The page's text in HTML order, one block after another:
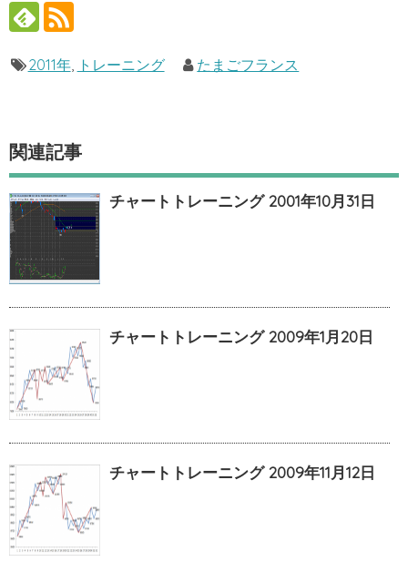
2011年, トレーニング たまごフランス
関連記事
チャートトレーニング 2001年10月31日
チャートトレーニング 2009年1月20日
チャートトレーニング 2009年11月12日